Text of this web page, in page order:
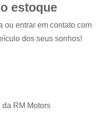
estoque
ou entrar em contato com
dos seus sonhos!
da RM Motors